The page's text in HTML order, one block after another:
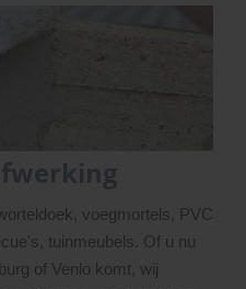
voegmortels, PVC
tuinmeubels. Of u nu
of Venlo komt, wij